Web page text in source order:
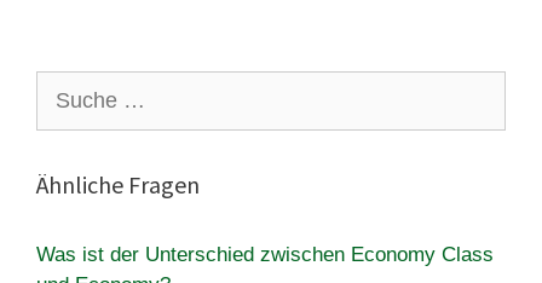
nach:
Ähnliche Fragen
Was ist der Unterschied zwischen Economy Class